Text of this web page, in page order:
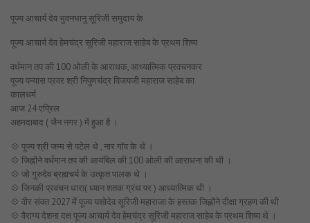
पूज्य आचार्य देव भुवनभानु सूरिजी समुदाय के
पूज्य आचार्य देव हेमचंद्र सूरिजी महाराज साहेब के प्रथम शिष्य
वर्धमान तप की 100 ओली के आराधक, आध्यात्मिक प्रवचनकर
पूज्य पन्यास प्रवर श्री निपुणचंद्र विजयजी महाराज साहेब का
कालधर्म
आज 24 एप्रिल
अहमदाबाद ( जैन नगर ) में हुआ है ।
💠 पूज्य श्री जन्म से पटेल थे , नार गॉव के थे ।
💠 जिह्नोंने वर्धमान तप की आयंबिल की 100 ओली की आराधना की थी ।
💠 जो गुरुदेव ब्रह्मचर्य के उत्कृत पालक थे ।
💠 जिनकी प्रवचन धारा( ध्यान शतक ग्रंथ पर ) आध्यात्मिक थी ।
💠 वीर संवत 2027 में पूज्य यशोदेव सूरिजी महाराजा के हस्तक जिह्नोंने दीक्षा ग्रहण की थी
💠 वैराग्य देशना दक्ष पूज्य आचार्य देव हेमचंद्र सूरिजी महाराज साहेब के प्रथम शिष्य थे ।